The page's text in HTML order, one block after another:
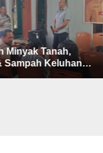
Minyak Tanah,
Sampah Keluhan
Airnona